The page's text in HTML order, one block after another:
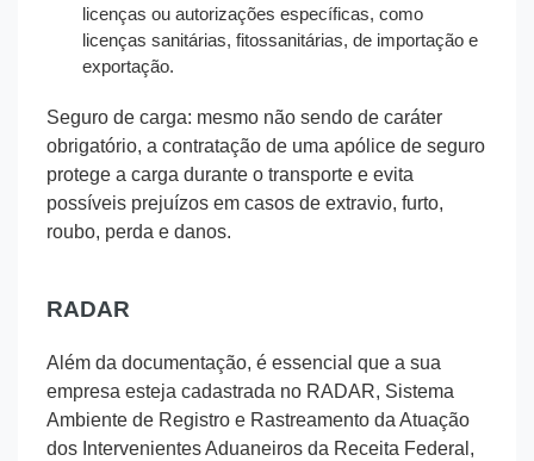
licenças ou autorizações específicas, como
licenças sanitárias, fitossanitárias, de importação e
exportação.
Seguro de carga: mesmo não sendo de caráter
obrigatório, a contratação de uma apólice de seguro
protege a carga durante o transporte e evita
possíveis prejuízos em casos de extravio, furto,
roubo, perda e danos.
RADAR
Além da documentação, é essencial que a sua
empresa esteja cadastrada no RADAR, Sistema
Ambiente de Registro e Rastreamento da Atuação
dos Intervenientes Aduaneiros da Receita Federal,